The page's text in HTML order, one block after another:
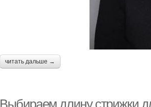
читать дальше →
Выбираем длину стрижки